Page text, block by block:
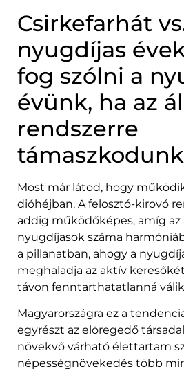
Csirkefarhát
nyugdíjas
fog szólni a
évünk, ha az
rendszerre
Most már látod, hogy
dióhéjban. A felosztó-kirovó
addig működőképes, amíg az
nyugdíjasok száma
a pillanatban, ahogy a
meghaladja az aktív
távon fenntarthatatlanná
Magyarországra ez a
egyrészt az elöregedő
növekvő várható élettartam
népességnövekedés több